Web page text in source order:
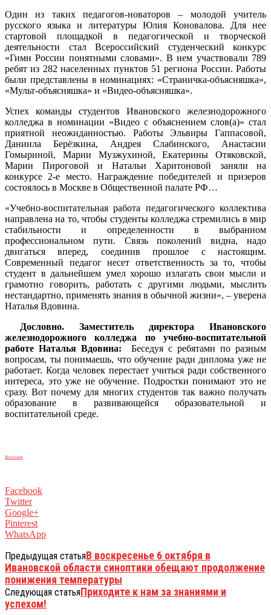
Один из таких педагогов-новаторов – молодой учитель
русского языка и литературы Юлия Коновалова. Для нее
стартовой площадкой в педагогической и творческой
деятельности стал Всероссийский студенческий конкурс
«Гимн России понятными словами». В нем участвовали 789
ребят из 282 населенных пунктов 51 региона России. Работы
были представлены в номинациях: «Страничка-объясняшка»,
«Мульт-объясняшка» и «Видео-объясняшка».
Успех команды студентов Ивановского железнодорожного
колледжа в номинации «Видео с объяснением слов(а)» стал
приятной неожиданностью. Работы Эльвиры Гаппасовой,
Даниила Берёзкина, Андрея Слабинского, Анастасии
Гомыриной, Марии Музжухиной, Екатерины Отяковской,
Марии Пироговой и Натальи Харитоновой заняли на
конкурсе 2-е место. Награждение победителей и призеров
состоялось в Москве в Общественной палате РФ…
«Учебно-воспитательная работа педагогического коллектива
направлена на то, чтобы студенты колледжа стремились в мир
стабильности и определенности в выбранном
профессиональном пути. Связь поколений видна, надо
двигаться вперед, соединив прошлое с настоящим.
Современный педагог несет ответственность за то, чтобы
студент в дальнейшем умел хорошо излагать свои мысли и
грамотно говорить, работать с другими людьми, мыслить
нестандартно, применять знания в обычной жизни», – уверена
Наталья Вдовина.
Дословно. Заместитель директора Ивановского
железнодорожного колледжа по учебно-воспитательной
работе Наталья Вдовина:
­ Беседуя с ребятами по разным
вопросам, ты понимаешь, что обучение ради диплома уже не
работает. Когда человек перестает учиться ради собственного
интереса, это уже не обучение. Подростки понимают это не
сразу. Вот почему для многих студентов так важно получать
образование в развивающейся образовательной и
воспитательной среде.
Источник
Facebook
Twitter
Google+
Pinterest
WhatsApp
Предыдущая статьяВ воскресенье 6 октября в
Ивановской области синоптики обещают продолжение
понижения температуры
Следующая статьяПриходите к нам за знаниями и
успехом!